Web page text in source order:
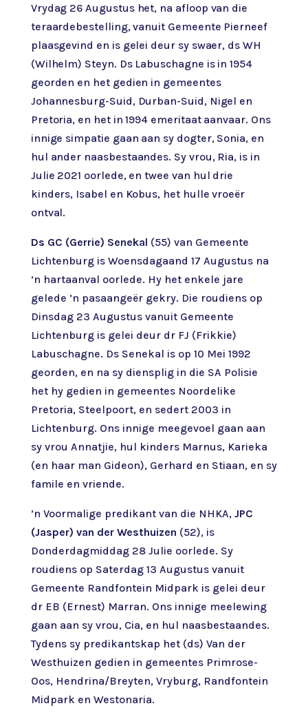
Vrydag 26 Augustus het, na afloop van die
teraardebestelling, vanuit Gemeente Pierneef
plaasgevind en is gelei deur sy swaer, ds WH
(Wilhelm) Steyn. Ds Labuschagne is in 1954
georden en het gedien in gemeentes
Johannesburg-Suid, Durban-Suid, Nigel en
Pretoria, en het in 1994 emeritaat aanvaar. Ons
innige simpatie gaan aan sy dogter, Sonia, en
hul ander naasbestaandes. Sy vrou, Ria, is in
Julie 2021 oorlede, en twee van hul drie
kinders, Isabel en Kobus, het hulle vroeër
ontval.
Ds GC (Gerrie) Senekal (55) van Gemeente
Lichtenburg is Woensdagaand 17 Augustus na
’n hartaanval oorlede. Hy het enkele jare
gelede ’n pasaangeër gekry. Die roudiens op
Dinsdag 23 Augustus vanuit Gemeente
Lichtenburg is gelei deur dr FJ (Frikkie)
Labuschagne. Ds Senekal is op 10 Mei 1992
georden, en na sy diensplig in die SA Polisie
het hy gedien in gemeentes Noordelike
Pretoria, Steelpoort, en sedert 2003 in
Lichtenburg. Ons innige meegevoel gaan aan
sy vrou Annatjie, hul kinders Marnus, Karieka
(en haar man Gideon), Gerhard en Stiaan, en sy
famile en vriende.
’n Voormalige predikant van die NHKA, JPC
(Jasper) van der Westhuizen (52), is
Donderdagmiddag 28 Julie oorlede. Sy
roudiens op Saterdag 13 Augustus vanuit
Gemeente Randfontein Midpark is gelei deur
dr EB (Ernest) Marran. Ons innige meelewing
gaan aan sy vrou, Cia, en hul naasbestaandes.
Tydens sy predikantskap het (ds) Van der
Westhuizen gedien in gemeentes Primrose-
Oos, Hendrina/Breyten, Vryburg, Randfontein
Midpark en Westonaria.